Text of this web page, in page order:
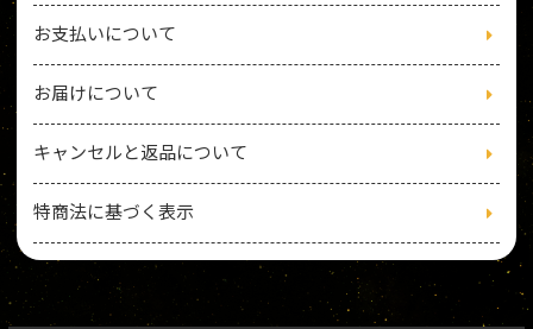
お支払いについて
お届けについて
キャンセルと返品について
特商法に基づく表示